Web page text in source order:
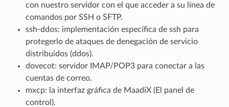
con nuestro servidor con el que acceder a su línea de
comandos por SSH o SFTP.
ssh-ddos: implementación específica de ssh para
protegerlo de ataques de denegación de servicio
distribuidos (ddos).
dovecot: servidor IMAP/POP3 para conectar a las
cuentas de correo.
mxcp: la interfaz gráfica de MaadiX (El panel de
control).